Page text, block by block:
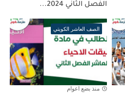
الفصل الثاني 2024...
الصف العاشر الكويتي
منذ بضع اعوام